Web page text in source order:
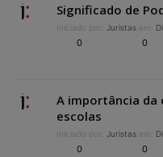
Significado de
Iniciado por: Juristas em:
0 0
A importância da
escolas
Iniciado por: Juristas em:
0 0